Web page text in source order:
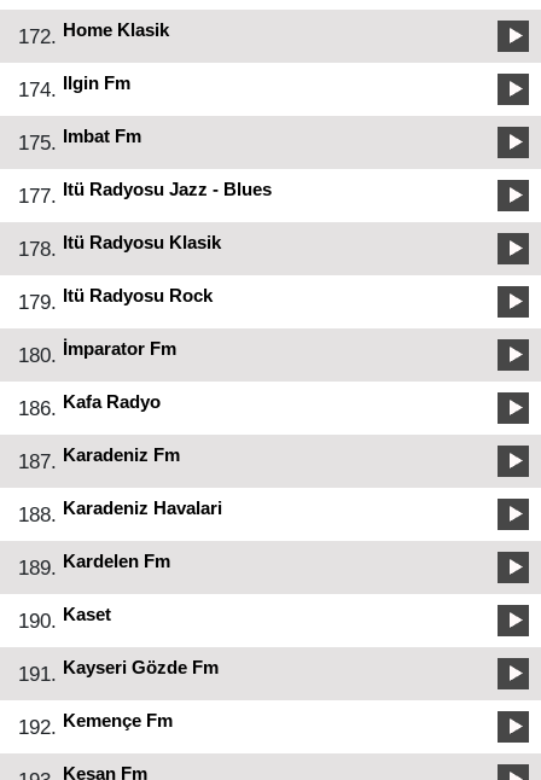
172. Home Klasik
174. Ilgin Fm
175. Imbat Fm
177. Itü Radyosu Jazz - Blues
178. Itü Radyosu Klasik
179. Itü Radyosu Rock
180. İmparator Fm
186. Kafa Radyo
187. Karadeniz Fm
188. Karadeniz Havalari
189. Kardelen Fm
190. Kaset
191. Kayseri Gözde Fm
192. Kemençe Fm
Kesan Fm